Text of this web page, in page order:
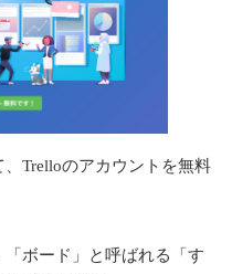
Trelloのアカウントを無料
ボード」と呼ばれる「す